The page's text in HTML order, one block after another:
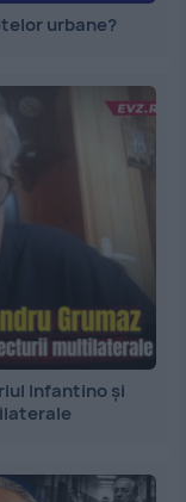
urbane?
Infantino și